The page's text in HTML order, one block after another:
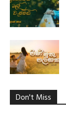
Don't Miss